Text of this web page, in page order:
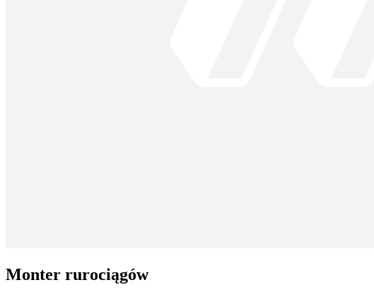
Monter rurociągów